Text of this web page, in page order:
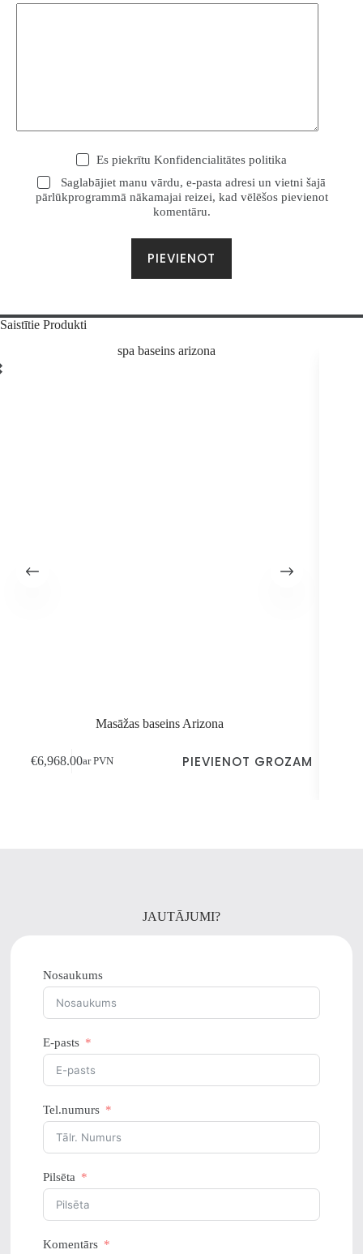
Es piekrītuKonfidencialitātes politika
Saglabājiet manu vārdu, e-pasta adresi un vietni šajā
pārlūkprogrammā nākamajai reizei, kad vēlēšos pievienot
komentāru.
PIEVIENOT
Saistītie Produkti
Masāžas baseins Arizona
€6,968.00ar PVN PIEVIENOT GROZAM
JAUTĀJUMI?
Nosaukums
E-pasts
Tel.numurs
Pilsēta
Komentārs